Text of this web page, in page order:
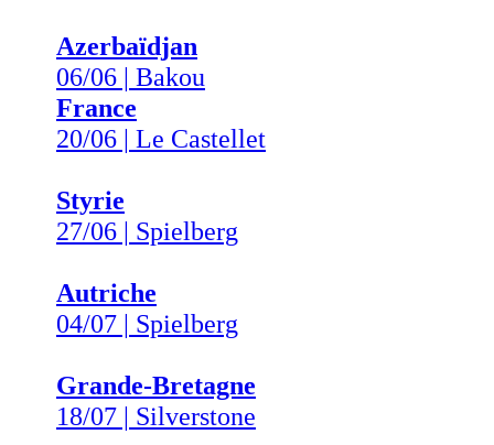
Azerbaïdjan
06/06 | Bakou
France
20/06 | Le Castellet
Styrie
27/06 | Spielberg
Autriche
04/07 | Spielberg
Grande-Bretagne
18/07 | Silverstone